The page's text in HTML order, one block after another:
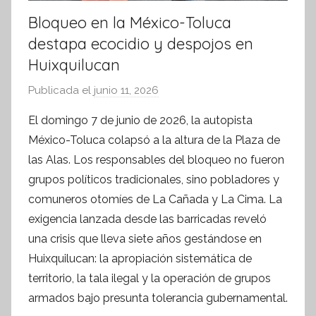
Bloqueo en la México-Toluca
destapa ecocidio y despojos en
Huixquilucan
Publicada el junio 11, 2026
r
S
í
n
t
e
s
i
s
El domingo 7 de junio de 2026, la autopista
México-Toluca colapsó a la altura de la Plaza de
las Alas. Los responsables del bloqueo no fueron
grupos políticos tradicionales, sino pobladores y
comuneros otomíes de La Cañada y La Cima. La
exigencia lanzada desde las barricadas reveló
una crisis que lleva siete años gestándose en
Huixquilucan: la apropiación sistemática de
territorio, la tala ilegal y la operación de grupos
armados bajo presunta tolerancia gubernamental.